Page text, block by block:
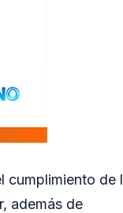
cumplimiento de
además de